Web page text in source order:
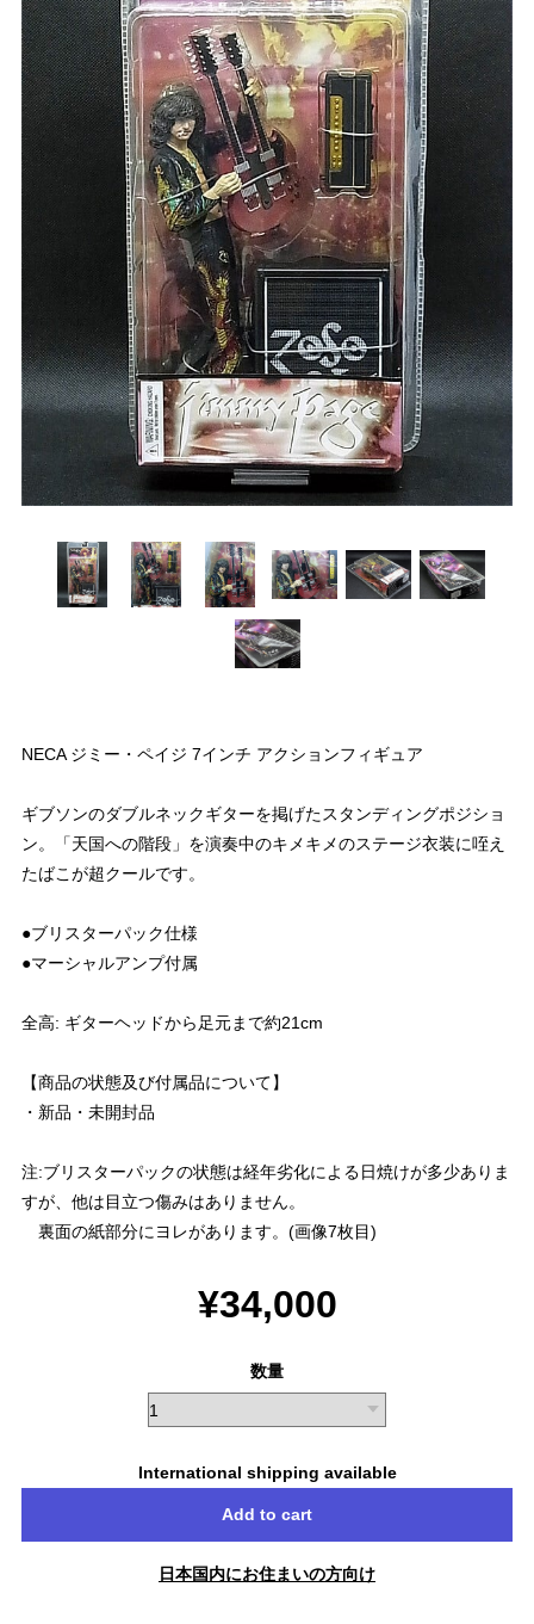
NECA ジミー・ペイジ 7インチ アクションフィギュア
ギブソンのダブルネックギターを掲げたスタンディングポジショ
ン。「天国への階段」を演奏中のキメキメのステージ衣装に咥え
たばこが超クールです。
●ブリスターパック仕様
●マーシャルアンプ付属
全高: ギターヘッドから足元まで約21cm
【商品の状態及び付属品について】
・新品・未開封品
注:ブリスターパックの状態は経年劣化による日焼けが多少ありま
すが、他は目立つ傷みはありません。
裏面の紙部分にヨレがあります。(画像7枚目)
¥34,000
数量
International shipping available
Add to cart
日本国内にお住まいの方向け